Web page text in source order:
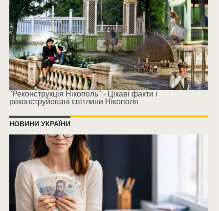
"Реконструкція Нікополь" - Цікаві факти і
реконструйовані світлини Нікополя
НОВИНИ УКРАЇНИ